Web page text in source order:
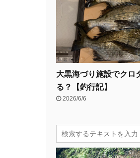
大黒海づり施設でクロ
る？【釣行記】
2026/6/6